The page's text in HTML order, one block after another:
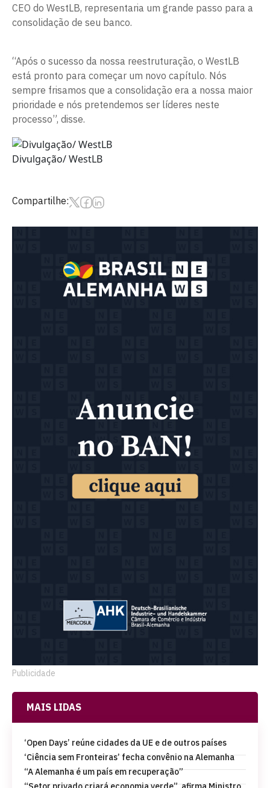
CEO do WestLB, representaria um grande passo para a
consolidação de seu banco.
“Após o sucesso da nossa reestruturação, o WestLB
está pronto para começar um novo capítulo. Nós
sempre frisamos que a consolidação era a nossa maior
prioridade e nós pretendemos ser líderes neste
processo”, disse.
Divulgação/ WestLB
Compartilhe:
Publicidade
MAIS LIDAS
‘Open Days’ reúne cidades da UE e de outros países
‘Ciência sem Fronteiras’ fecha convênio na Alemanha
“A Alemanha é um país em recuperação”